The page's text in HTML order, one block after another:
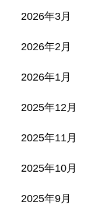
2026年3月
2026年2月
2026年1月
2025年12月
2025年11月
2025年10月
2025年9月